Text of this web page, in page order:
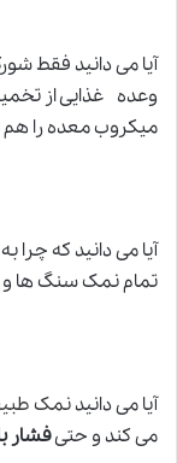
آیا می دانید فقط
وعده غذایی از
میکروب معده را هم
آیا می دانید که چرا
تمام نمک سنگ ها و
آیا می دانیدنمک
می کند و حتیفشار